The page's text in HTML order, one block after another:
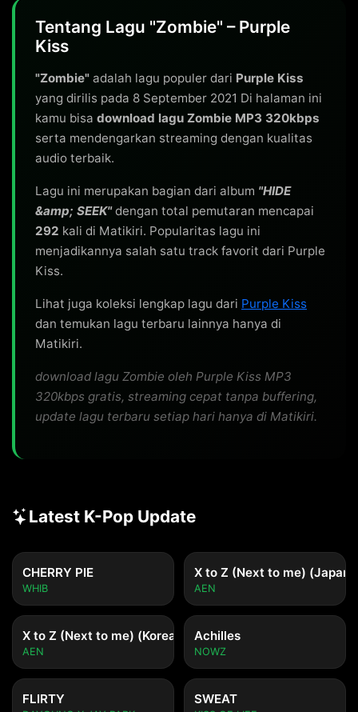
Tentang Lagu "Zombie" – Purple
Kiss
"Zombie" adalah lagu populer dari Purple Kiss
yang dirilis pada 8 September 2021 Di halaman ini
kamu bisa download lagu Zombie MP3 320kbps
serta mendengarkan streaming dengan kualitas
audio terbaik.
Lagu ini merupakan bagian dari album "HIDE
&amp; SEEK"dengan total pemutaran mencapai
292 kali di Matikiri. Popularitas lagu ini
menjadikannya salah satu track favorit dari Purple
Kiss.
Lihat juga koleksi lengkap lagu dari Purple Kiss
dan temukan lagu terbaru lainnya hanya di
Matikiri.
download lagu Zombie oleh Purple Kiss MP3
320kbps gratis, streaming cepat tanpa buffering,
update lagu terbaru setiap hari hanya di Matikiri.
Latest K-Pop Update
CHERRY PIE
WHIB
X to Z (Next to me)
AEN
X to Z (Next to me) (Korean ver.)
AEN
Achilles
NOWZ
FLIRTY SWEAT